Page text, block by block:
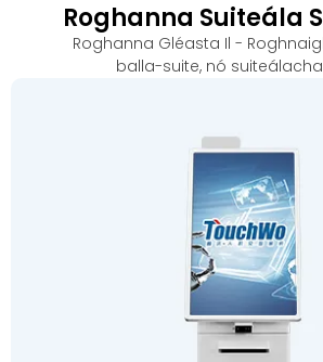
Roghanna Suiteála
Roghanna Gléasta Il -
balla-suite, nó